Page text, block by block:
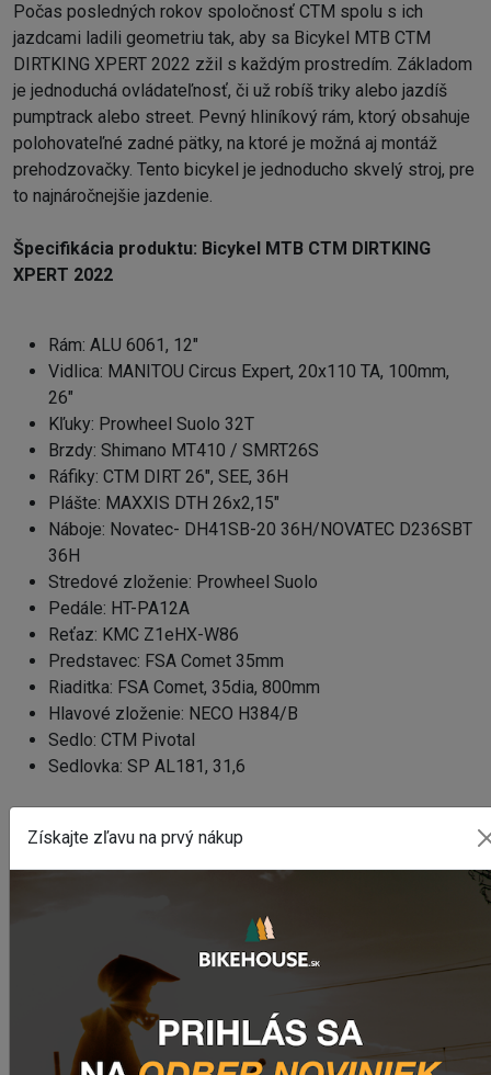
Počas posledných rokov spoločnosť CTM spolu s ich
jazdcami ladili geometriu tak, aby sa Bicykel MTB CTM
DIRTKING XPERT 2022 zžil s každým prostredím. Základom
je jednoduchá ovládateľnosť, či už robíš triky alebo jazdíš
pumptrack alebo street. Pevný hliníkový rám, ktorý obsahuje
polohovateľné zadné pätky, na ktoré je možná aj montáž
prehodzovačky. Tento bicykel je jednoducho skvelý stroj, pre
to najnáročnejšie jazdenie.
Špecifikácia produktu: Bicykel MTB CTM DIRTKING
XPERT 2022
Rám: ALU 6061, 12"
Vidlica: MANITOU Circus Expert, 20x110 TA, 100mm,
26"
Kľuky: Prowheel Suolo 32T
Brzdy: Shimano MT410 / SMRT26S
Ráfiky: CTM DIRT 26", SEE, 36H
Plášte: MAXXIS DTH 26x2,15"
Náboje: Novatec- DH41SB-20 36H/NOVATEC D236SBT
36H
Stredové zloženie: Prowheel Suolo
Pedále: HT-PA12A
Reťaz: KMC Z1eHX-W86
Predstavec: FSA Comet 35mm
Riaditka: FSA Comet, 35dia, 800mm
Hlavové zloženie: NECO H384/B
Sedlo: CTM Pivotal
Sedlovka: SP AL181, 31,6
Potrebujete poradiť s výberom? Tak potom určite
Nenašli ste tam odpoveď na Vašu otázku? Zanechajte
, správu na
alebo využite náš chat
(modré tlačidlo vpravo dole).
Získajte zľavu na prvý nákup